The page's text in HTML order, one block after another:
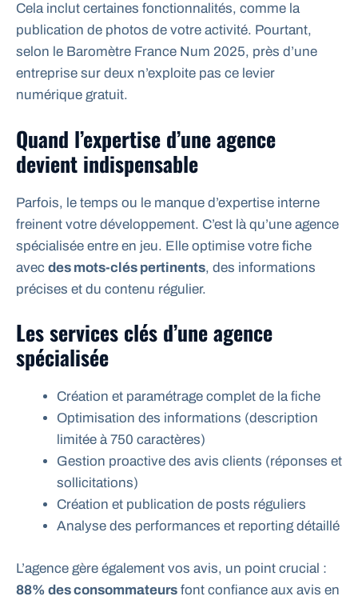
Cela inclut certaines fonctionnalités, comme la
publication de photos de votre activité. Pourtant,
selon le Baromètre France Num 2025, près d’une
entreprise sur deux n’exploite pas ce levier
numérique gratuit.
Quand l’expertise d’une agence
devient indispensable
Parfois, le temps ou le manque d’expertise interne
freinent votre développement. C’est là qu’une agence
spécialisée entre en jeu. Elle optimise votre fiche
avec des mots-clés pertinents, des informations
précises et du contenu régulier.
Les services clés d’une agence
spécialisée
Création et paramétrage complet de la fiche
Optimisation des informations (description
limitée à 750 caractères)
Gestion proactive des avis clients (réponses et
sollicitations)
Création et publication de posts réguliers
Analyse des performances et reporting détaillé
L’agence gère également vos avis, un point crucial :
88% des consommateurs font confiance aux avis en